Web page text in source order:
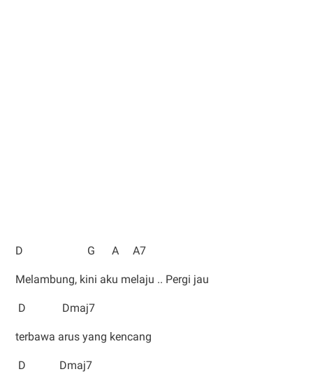
D G A A7
Melambung, kini aku melaju .. Pergi jau
D Dmaj7
terbawa arus yang kencang
D Dmaj7